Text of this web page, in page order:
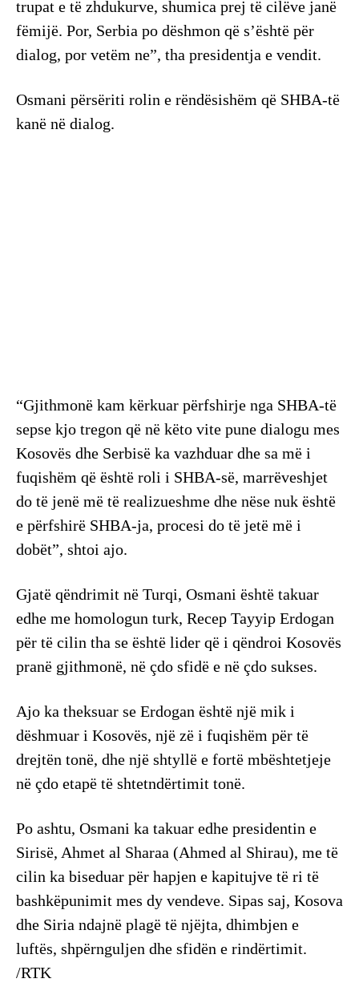
trupat e të zhdukurve, shumica prej të cilëve janë
fëmijë. Por, Serbia po dëshmon që s’është për
dialog, por vetëm ne”, tha presidentja e vendit.
Osmani përsëriti rolin e rëndësishëm që SHBA-të
kanë në dialog.
“Gjithmonë kam kërkuar përfshirje nga SHBA-të
sepse kjo tregon që në këto vite pune dialogu mes
Kosovës dhe Serbisë ka vazhduar dhe sa më i
fuqishëm që është roli i SHBA-së, marrëveshjet
do të jenë më të realizueshme dhe nëse nuk është
e përfshirë SHBA-ja, procesi do të jetë më i
dobët”, shtoi ajo.
Gjatë qëndrimit në Turqi, Osmani është takuar
edhe me homologun turk, Recep Tayyip Erdogan
për të cilin tha se është lider që i qëndroi Kosovës
pranë gjithmonë, në çdo sfidë e në çdo sukses.
Ajo ka theksuar se Erdogan është një mik i
dëshmuar i Kosovës, një zë i fuqishëm për të
drejtën tonë, dhe një shtyllë e fortë mbështetjeje
në çdo etapë të shtetndërtimit tonë.
Po ashtu, Osmani ka takuar edhe presidentin e
Sirisë, Ahmet al Sharaa (Ahmed al Shirau), me të
cilin ka biseduar për hapjen e kapitujve të ri të
bashkëpunimit mes dy vendeve. Sipas saj, Kosova
dhe Siria ndajnë plagë të njëjta, dhimbjen e
luftës, shpërnguljen dhe sfidën e rindërtimit.
/RTK